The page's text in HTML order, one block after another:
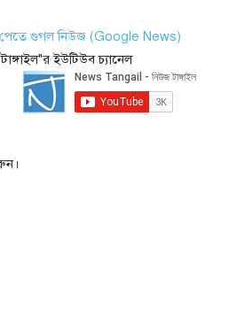
পেতে গুগল নিউজ (Google News)
ইউটিউব চ্যানেল